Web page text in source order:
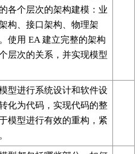
各个层次的架构建模：业
构、接口架构、物理架
使用 EA 建立完整的架构
层次的关系，并实现模型
型进行系统设计和软件设
化为代码，实现代码的整
模型进行有效的重构，紧